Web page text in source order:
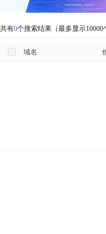
共有0个搜索结果（最多显示10000
域名